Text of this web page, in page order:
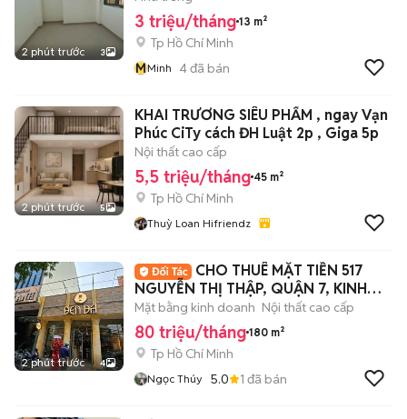
2 phút trước 3
3 triệu/tháng 13 m²
Tp Hồ Chí Minh
MMinh 4đã bán
2 phút trước 5
KHAI TRƯƠNG SIÊU PHẨM , ngay Vạn
Phúc CiTy cách ĐH Luật 2p , Giga 5p
Nội thất cao cấp
5,5 triệu/tháng 45 m²
Tp Hồ Chí Minh
Thuỳ Loan Hifriendz
2 phút trước 4
CHO THUÊ MẶT TIỀN 517
NGUYỄN THỊ THẬP, QUẬN 7, KINH
DOANH TỰ DO
Mặt bằng kinh doanh Nội thất cao cấp
80 triệu/tháng 180 m²
Tp Hồ Chí Minh
Ngọc Thúy 5.0 1 đã bán